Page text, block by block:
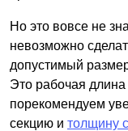
Но это вовсе не
невозможно
допустимый
Это рабочая
порекомендуем
секцию и толщину